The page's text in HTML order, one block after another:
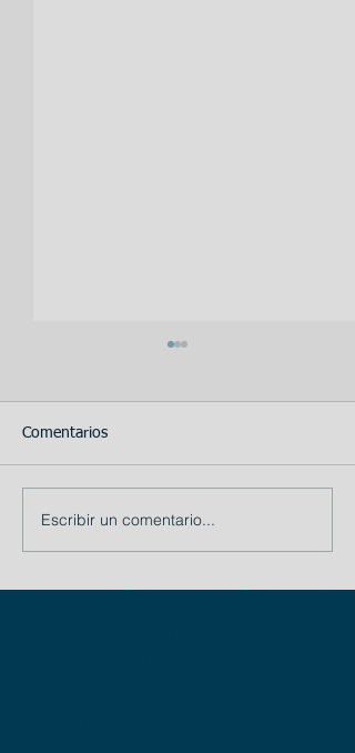
TIP # 1: La importancia
de la Planificación:
Comentarios
Escribir un comentario...